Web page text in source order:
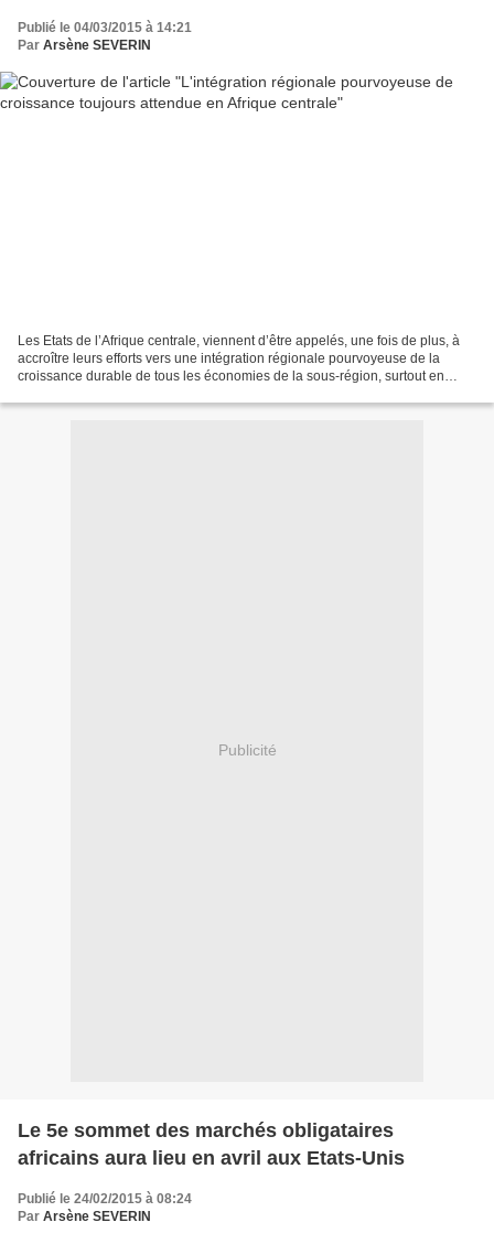
Publié le 04/03/2015 à 14:21
Par Arsène SEVERIN
Les Etats de l’Afrique centrale, viennent d’être appelés, une fois de plus, à
accroître leurs efforts vers une intégration régionale pourvoyeuse de la
croissance durable de tous les économies de la sous-région, surtout en
Publicité
Le 5e sommet des marchés obligataires
africains aura lieu en avril aux Etats-Unis
Publié le 24/02/2015 à 08:24
Par Arsène SEVERIN